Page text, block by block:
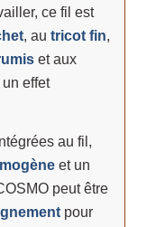
ce fil est
, au tricot fin,
et aux
effet
au fil,
et un
peut être
pour